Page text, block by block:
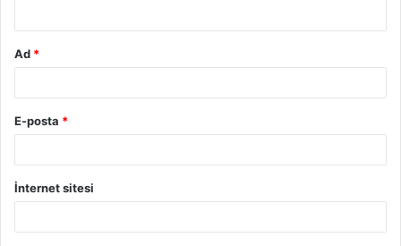
Ad *
E-posta *
İnternet sitesi